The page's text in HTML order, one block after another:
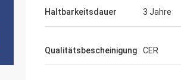
Haltbarkeitsdauer 3 Jahre
Qualitätsbescheinigung CER